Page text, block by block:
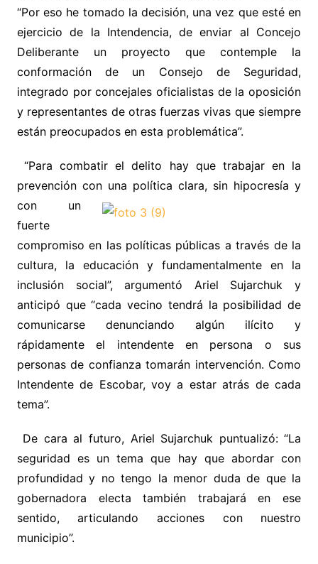
“Por eso he tomado la decisión, una vez que esté en
ejercicio de la Intendencia, de enviar al Concejo
Deliberante un proyecto que contemple la
conformación de un Consejo de Seguridad,
integrado por concejales oficialistas de la oposición
y representantes de otras fuerzas vivas que siempre
están preocupados en esta problemática”.
“Para combatir el delito hay que trabajar en la
prevención con una política clara, sin hipocresía y
con un
fuerte
compromiso en las políticas públicas a través de la
cultura, la educación y fundamentalmente en la
inclusión social”, argumentó Ariel Sujarchuk y
anticipó que “cada vecino tendrá la posibilidad de
comunicarse denunciando algún ilícito y
rápidamente el intendente en persona o sus
personas de confianza tomarán intervención. Como
Intendente de Escobar, voy a estar atrás de cada
tema”.
De cara al futuro, Ariel Sujarchuk puntualizó: “La
seguridad es un tema que hay que abordar con
profundidad y no tengo la menor duda de que la
gobernadora electa también trabajará en ese
sentido, articulando acciones con nuestro
municipio”.